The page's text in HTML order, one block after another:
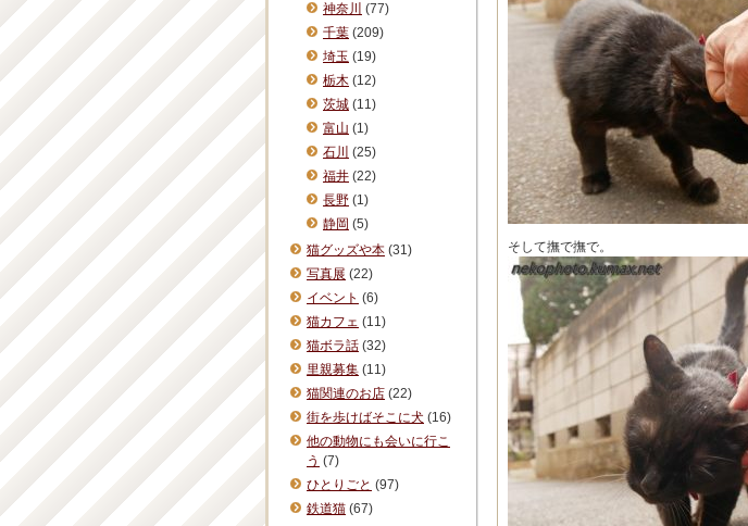
そして撫で撫で。
神奈川 (77)
千葉 (209)
埼玉 (19)
栃木 (12)
茨城 (11)
富山 (1)
石川 (25)
福井 (22)
長野 (1)
静岡 (5)
猫グッズや本 (31)
写真展 (22)
イベント (6)
猫カフェ (11)
猫ボラ話 (32)
里親募集 (11)
猫関連のお店 (22)
街を歩けばそこに犬 (16)
他の動物にも会いに行こ
う (7)
ひとりごと (97)
鉄道猫 (67)